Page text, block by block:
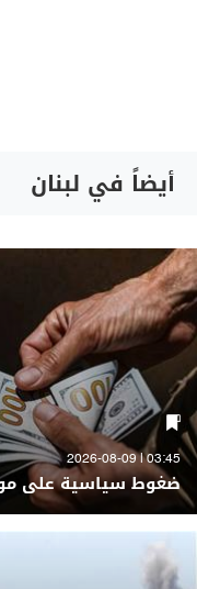
أيضاً في لبنان
03:45 | 2026-08-09
ضغوط سياسية على